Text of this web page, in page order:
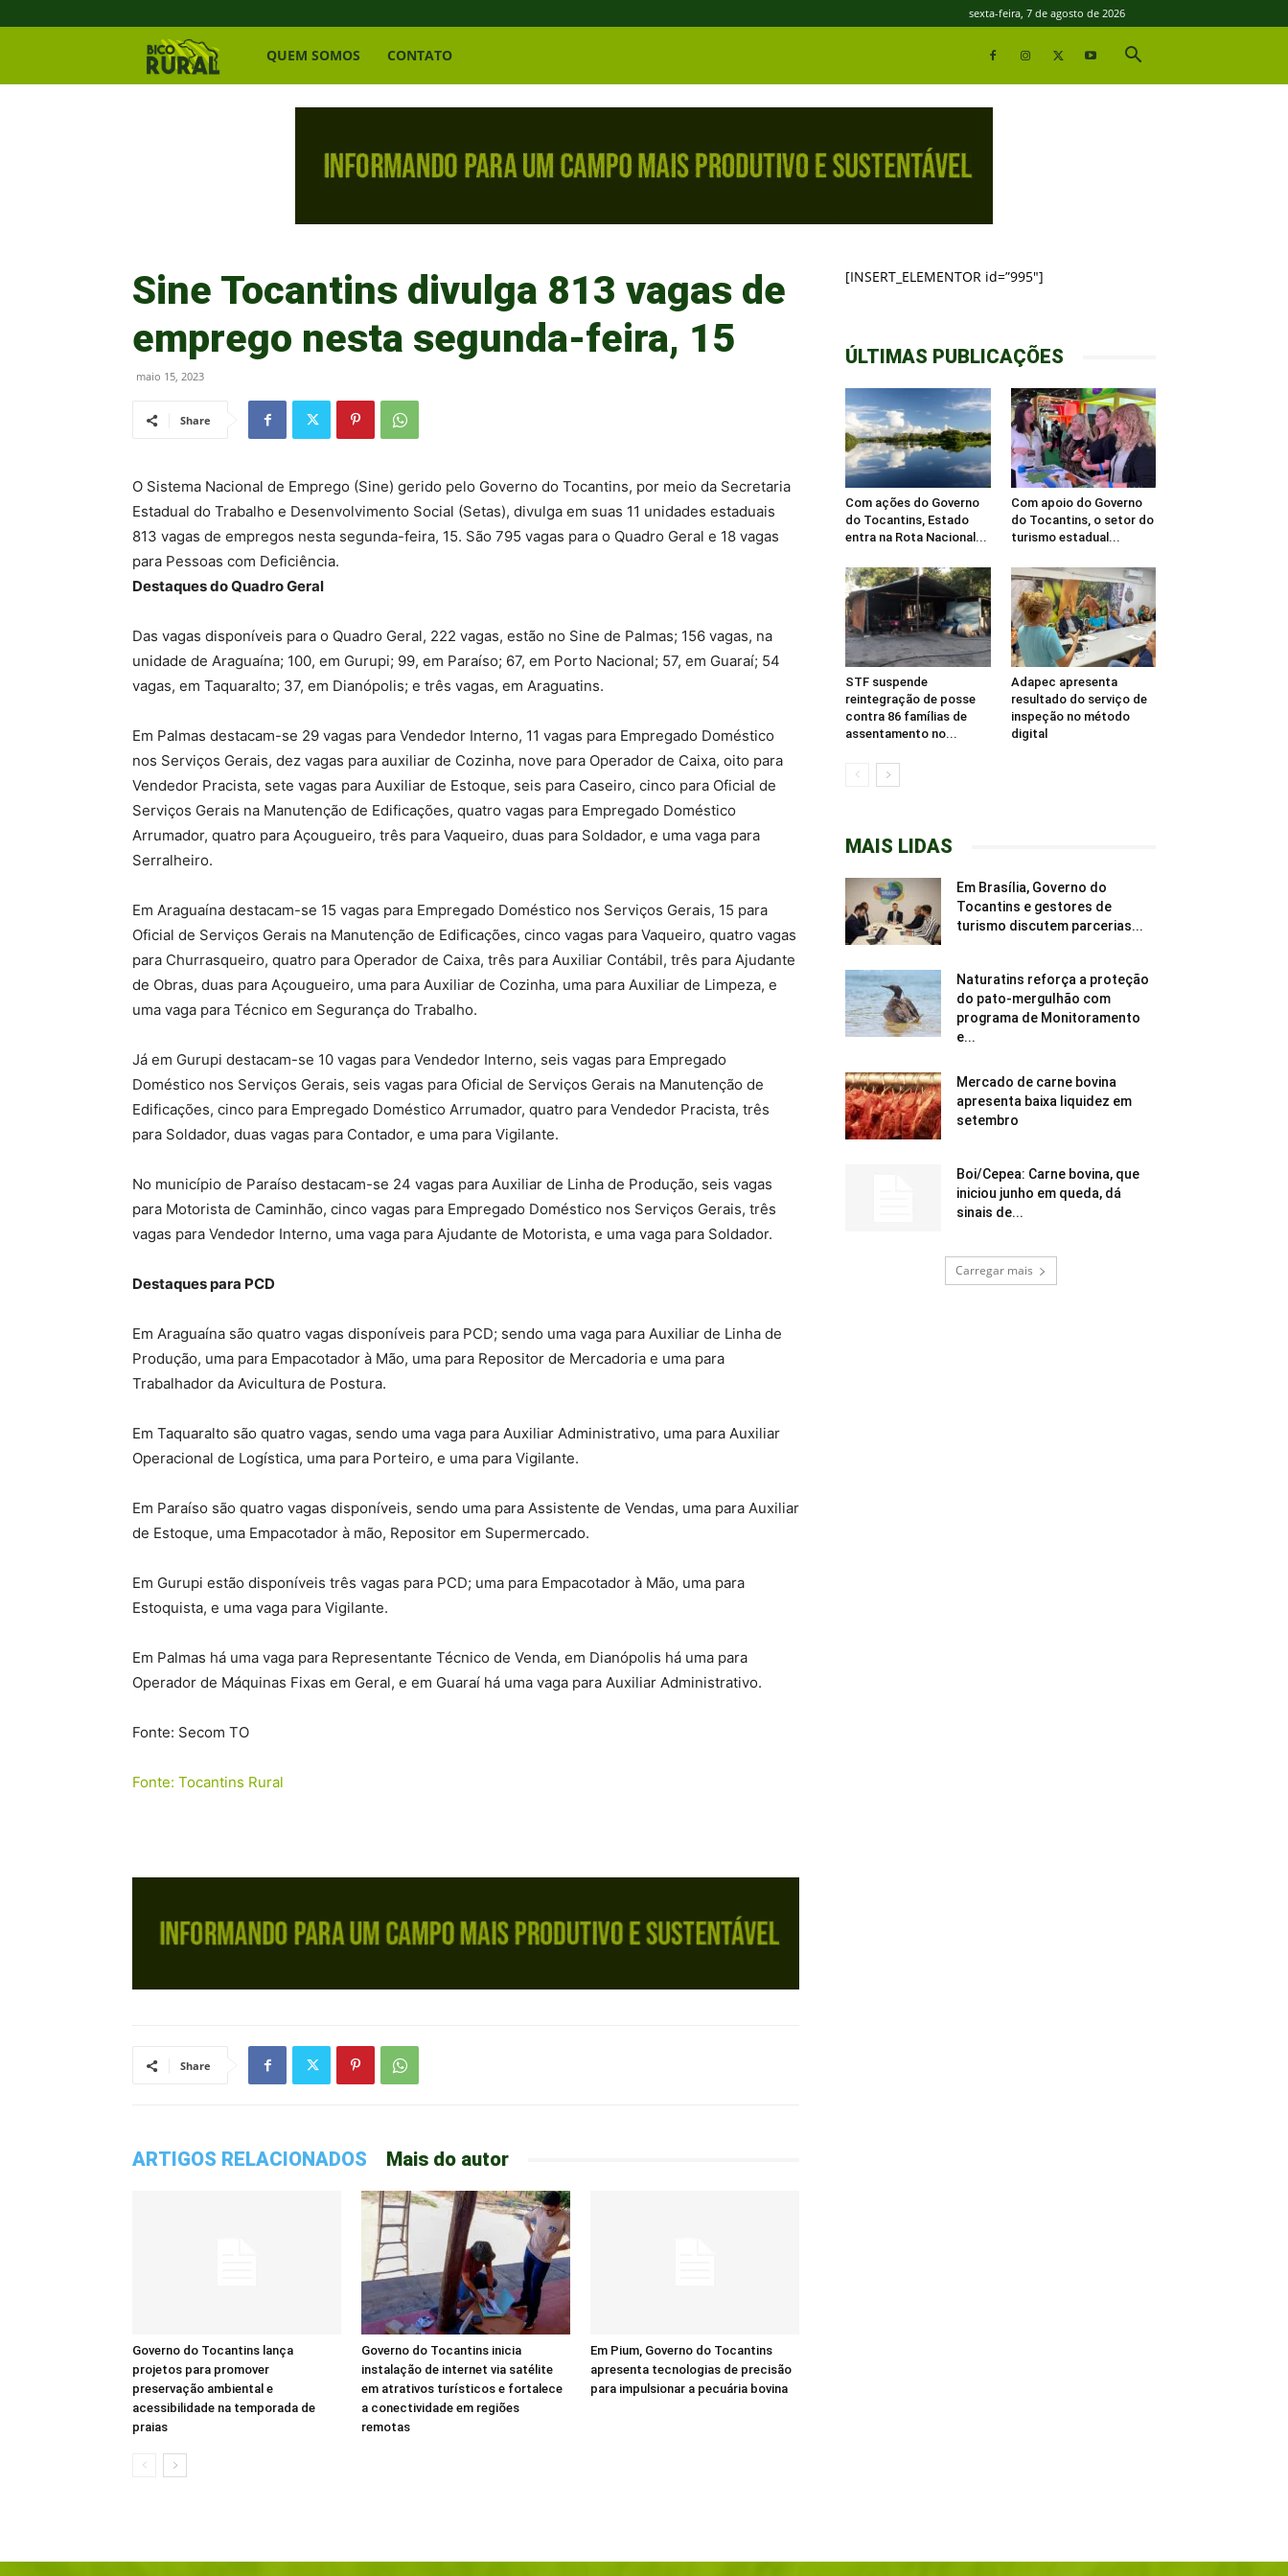
sexta-feira, 7 de agosto de 2026
Bico
QUEM SOMOS CONTATO
Sine Tocantins divulga 813 vagas de
emprego nesta segunda-feira, 15
maio 15, 2023
Share
O Sistema Nacional de Emprego (Sine) gerido pelo Governo do Tocantins, por meio da Secretaria
Estadual do Trabalho e Desenvolvimento Social (Setas), divulga em suas 11 unidades estaduais
813 vagas de empregos nesta segunda-feira, 15. São 795 vagas para o Quadro Geral e 18 vagas
para Pessoas com Deficiência.
Destaques do Quadro Geral
Das vagas disponíveis para o Quadro Geral, 222 vagas, estão no Sine de Palmas; 156 vagas, na
unidade de Araguaína; 100, em Gurupi; 99, em Paraíso; 67, em Porto Nacional; 57, em Guaraí; 54
vagas, em Taquaralto; 37, em Dianópolis; e três vagas, em Araguatins.
Em Palmas destacam-se 29 vagas para Vendedor Interno, 11 vagas para Empregado Doméstico
nos Serviços Gerais, dez vagas para auxiliar de Cozinha, nove para Operador de Caixa, oito para
Vendedor Pracista, sete vagas para Auxiliar de Estoque, seis para Caseiro, cinco para Oficial de
Serviços Gerais na Manutenção de Edificações, quatro vagas para Empregado Doméstico
Arrumador, quatro para Açougueiro, três para Vaqueiro, duas para Soldador, e uma vaga para
Serralheiro.
Em Araguaína destacam-se 15 vagas para Empregado Doméstico nos Serviços Gerais, 15 para
Oficial de Serviços Gerais na Manutenção de Edificações, cinco vagas para Vaqueiro, quatro vagas
para Churrasqueiro, quatro para Operador de Caixa, três para Auxiliar Contábil, três para Ajudante
de Obras, duas para Açougueiro, uma para Auxiliar de Cozinha, uma para Auxiliar de Limpeza, e
uma vaga para Técnico em Segurança do Trabalho.
Já em Gurupi destacam-se 10 vagas para Vendedor Interno, seis vagas para Empregado
Doméstico nos Serviços Gerais, seis vagas para Oficial de Serviços Gerais na Manutenção de
Edificações, cinco para Empregado Doméstico Arrumador, quatro para Vendedor Pracista, três
para Soldador, duas vagas para Contador, e uma para Vigilante.
No município de Paraíso destacam-se 24 vagas para Auxiliar de Linha de Produção, seis vagas
para Motorista de Caminhão, cinco vagas para Empregado Doméstico nos Serviços Gerais, três
vagas para Vendedor Interno, uma vaga para Ajudante de Motorista, e uma vaga para Soldador.
Destaques para PCD
Em Araguaína são quatro vagas disponíveis para PCD; sendo uma vaga para Auxiliar de Linha de
Produção, uma para Empacotador à Mão, uma para Repositor de Mercadoria e uma para
Trabalhador da Avicultura de Postura.
Em Taquaralto são quatro vagas, sendo uma vaga para Auxiliar Administrativo, uma para Auxiliar
Operacional de Logística, uma para Porteiro, e uma para Vigilante.
Em Paraíso são quatro vagas disponíveis, sendo uma para Assistente de Vendas, uma para Auxiliar
de Estoque, uma Empacotador à mão, Repositor em Supermercado.
Em Gurupi estão disponíveis três vagas para PCD; uma para Empacotador à Mão, uma para
Estoquista, e uma vaga para Vigilante.
Em Palmas há uma vaga para Representante Técnico de Venda, em Dianópolis há uma para
Operador de Máquinas Fixas em Geral, e em Guaraí há uma vaga para Auxiliar Administrativo.
Fonte: Secom TO
Fonte: Tocantins Rural
Share
ARTIGOS RELACIONADOS Mais do autor
Governo do Tocantins lança
projetos para promover
preservação ambiental e
acessibilidade na temporada de
praias
Governo do Tocantins inicia
instalação de internet via satélite
em atrativos turísticos e fortalece
a conectividade em regiões
remotas
Em Pium, Governo do Tocantins
apresenta tecnologias de precisão
para impulsionar a pecuária bovina
[INSERT_ELEMENTOR id=”995″]
ÚLTIMAS PUBLICAÇÕES
Com ações do Governo
do Tocantins, Estado
entra na Rota Nacional...
Com apoio do Governo
do Tocantins, o setor do
turismo estadual...
STF suspende
reintegração de posse
contra 86 famílias de
assentamento no...
Adapec apresenta
resultado do serviço de
inspeção no método
digital
MAIS LIDAS
Em Brasília, Governo do
Tocantins e gestores de
turismo discutem parcerias...
Naturatins reforça a proteção
do pato-mergulhão com
programa de Monitoramento
e...
Mercado de carne bovina
apresenta baixa liquidez em
setembro
Boi/Cepea: Carne bovina, que
iniciou junho em queda, dá
sinais de...
Carregar mais